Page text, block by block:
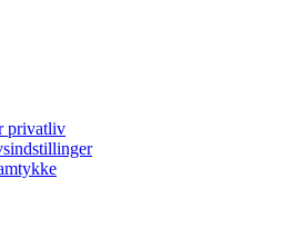
privatliv